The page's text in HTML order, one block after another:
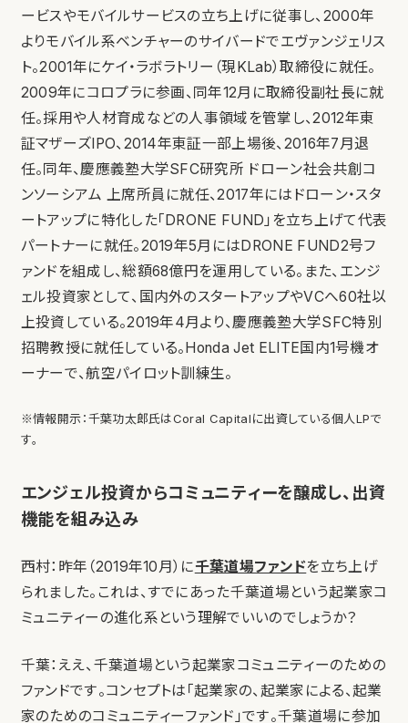
ービスやモバイルサービスの立ち上げに従事し、2000年
よりモバイル系ベンチャーのサイバードでエヴァンジェリス
ト。2001年にケイ・ラボラトリー（現KLab）取締役に就任。
2009年にコロプラに参画、同年12月に取締役副社長に就
任。採用や人材育成などの人事領域を管掌し、2012年東
証マザーズIPO、2014年東証一部上場後、2016年7月退
任。同年、慶應義塾大学SFC研究所 ドローン社会共創コ
ンソーシアム 上席所員に就任、2017年にはドローン・スタ
ートアップに特化した「DRONE FUND」を立ち上げて代表
パートナーに就任。2019年5月にはDRONE FUND2号フ
ァンドを組成し、総額68億円を運用している。また、エンジ
ェル投資家として、国内外のスタートアップやVCへ60社以
上投資している。2019年4月より、慶應義塾大学SFC特別
招聘教授に就任している。Honda Jet ELITE国内1号機オ
ーナーで、航空パイロット訓練生。
※情報開示：千葉功太郎氏はCoral Capitalに出資している個人LPで
す。
エンジェル投資からコミュニティーを醸成し、出資
機能を組み込み
西村：昨年（2019年10月）に千葉道場ファンドを立ち上げ
られました。これは、すでにあった千葉道場という起業家コ
ミュニティーの進化系という理解でいいのでしょうか？
千葉：ええ、千葉道場という起業家コミュニティーのための
ファンドです。コンセプトは「起業家の、起業家による、起業
家のためのコミュニティーファンド」です。千葉道場に参加